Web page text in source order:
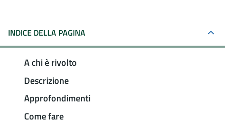
INDICE DELLA PAGINA
A chi è rivolto
Descrizione
Approfondimenti
Come fare